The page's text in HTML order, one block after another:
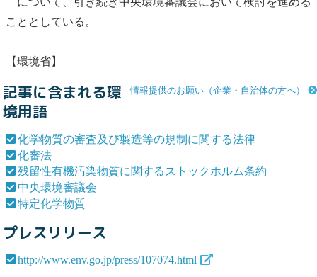
こととしている。
【環境省】
情報提供のお願い（企業・自治体の方へ）
記事に含まれる環
境用語
化学物質の審査及び製造等の規制に関する法律
化審法
残留性有機汚染物質に関するストックホルム条約
中央環境審議会
特定化学物質
プレスリリース
http://www.env.go.jp/press/107074.html